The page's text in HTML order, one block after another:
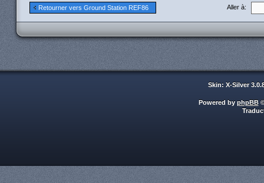
Retourner vers Ground Station REF86 Aller à:
Skin: X-Silver
Powered by phpBB©